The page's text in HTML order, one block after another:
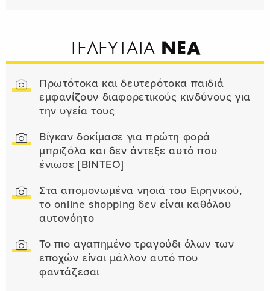
ΤΕΛΕΥΤΑΙΑ ΝΕΑ
Πρωτότοκα και δευτερότοκα παιδιά
εμφανίζουν διαφορετικούς κινδύνους για
την υγεία τους
Βίγκαν δοκίμασε για πρώτη φορά
μπριζόλα και δεν άντεξε αυτό που
ένιωσε [ΒΙΝΤΕΟ]
Στα απομονωμένα νησιά του Ειρηνικού,
το online shopping δεν είναι καθόλου
αυτονόητο
Το πιο αγαπημένο τραγούδι όλων των
εποχών είναι μάλλον αυτό που
φαντάζεσαι